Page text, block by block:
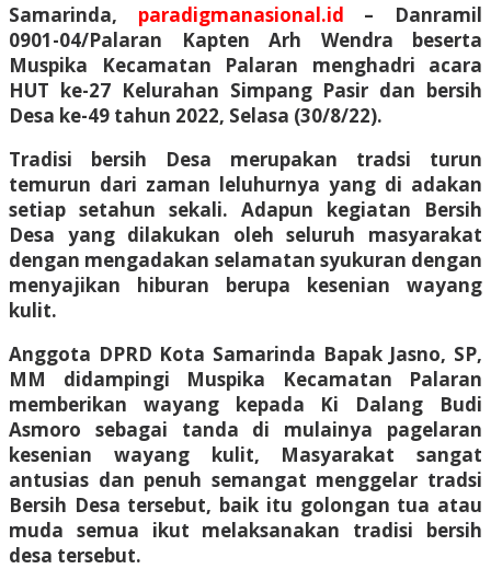
Samarinda, paradigmanasional.id – Danramil
0901-04/Palaran Kapten Arh Wendra beserta
Muspika Kecamatan Palaran menghadri acara
HUT ke-27 Kelurahan Simpang Pasir dan bersih
Desa ke-49 tahun 2022, Selasa (30/8/22).
Tradisi bersih Desa merupakan tradsi turun
temurun dari zaman leluhurnya yang di adakan
setiap setahun sekali. Adapun kegiatan Bersih
Desa yang dilakukan oleh seluruh masyarakat
dengan mengadakan selamatan syukuran dengan
menyajikan hiburan berupa kesenian wayang
kulit.
Anggota DPRD Kota Samarinda Bapak Jasno, SP,
MM didampingi Muspika Kecamatan Palaran
memberikan wayang kepada Ki Dalang Budi
Asmoro sebagai tanda di mulainya pagelaran
kesenian wayang kulit, Masyarakat sangat
antusias dan penuh semangat menggelar tradsi
Bersih Desa tersebut, baik itu golongan tua atau
muda semua ikut melaksanakan tradisi bersih
desa tersebut.